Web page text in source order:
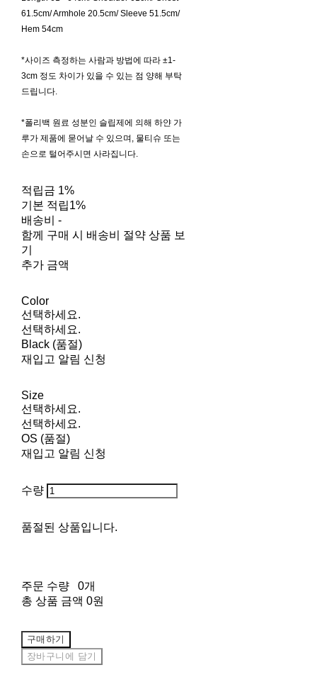
61.5cm/ Armhole 20.5cm/ Sleeve 51.5cm/
Hem 54cm
*사이즈 측정하는 사람과 방법에 따라 ±1-
3cm 정도 차이가 있을 수 있는 점 양해 부탁
드립니다.
*폴리백 원료 성분인 슬립제에 의해 하얀 가
루가 제품에 묻어날 수 있으며, 물티슈 또는
손으로 털어주시면 사라집니다.
적립금 1%
기본 적립1%
배송비 -
함께 구매 시 배송비 절약 상품 보
기
추가 금액
Color
선택하세요.
선택하세요.
Black (품절)
재입고 알림 신청
Size
선택하세요.
선택하세요.
OS (품절)
재입고 알림 신청
수량
품절된 상품입니다.
주문 수량
0개
총 상품 금액 0원
구매하기
장바구니에 담기